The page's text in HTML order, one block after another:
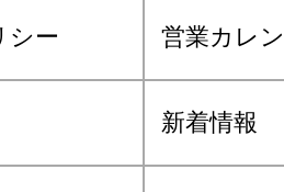
シー 営業カレ
新着情報